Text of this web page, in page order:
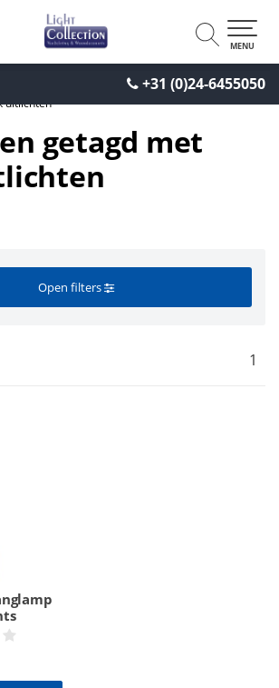
+31 (0)24-6455050
MENU
uitlichten
getagd met
Open filters
1